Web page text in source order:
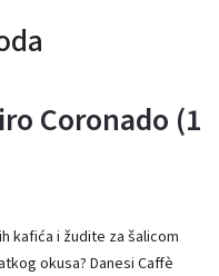
Coronado (1
kafića i žudite za šalicom
okusa? Danesi Caffè